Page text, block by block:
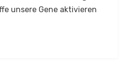
unsere Gene aktivieren